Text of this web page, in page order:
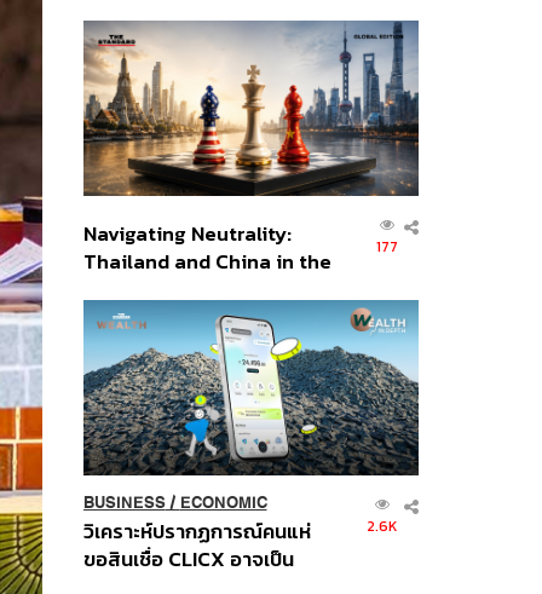
ส่วนยุทธศาสตร์ไทย –
อินโดนีเซีย
Navigating Neutrality:
Thailand and China in the
Order
177
BUSINESS/ ECONOMIC
วิเคราะห์ปรากฏการณ์คนแห่
ขอสินเชื่อ CLICX อาจเป็น
2.6K